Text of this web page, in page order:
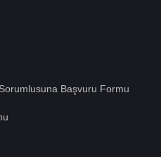
Başvuru Formu
Çerezleri nasıl
yaparak çerez